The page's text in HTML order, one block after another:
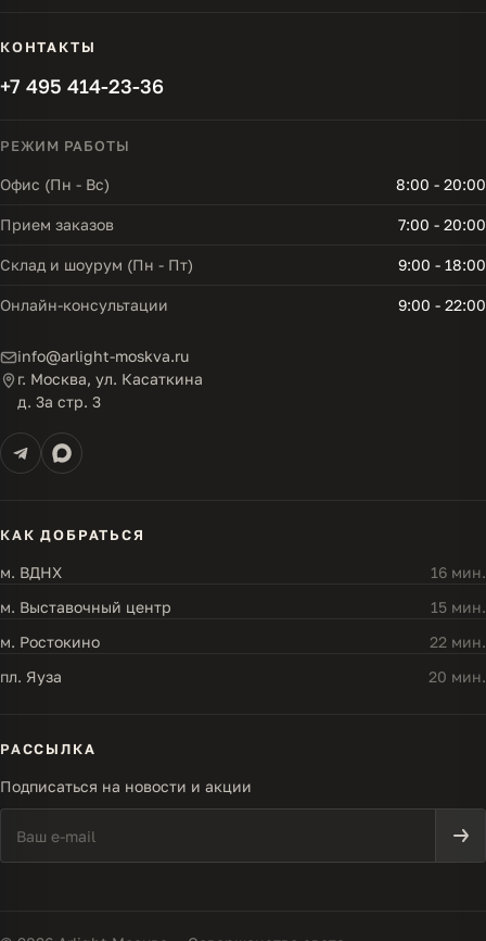
КОНТАКТЫ
+7 495 414-23-36
РЕЖИМ РАБОТЫ
Офис (Пн - Вс) 8:00 - 20:00
Прием заказов 7:00 - 20:00
Склад и шоурум (Пн - Пт) 9:00 - 18:00
Онлайн-консультации 9:00 - 22:00
info@arlight-moskva.ru
г. Москва, ул. Касаткина
д. 3а стр. 3
КАК ДОБРАТЬСЯ
м. ВДНХ
16 мин.
м. Выставочный центр
15 мин.
м. Ростокино
22 мин.
пл. Яуза
20 мин.
РАССЫЛКА
Подписаться на новости и акции